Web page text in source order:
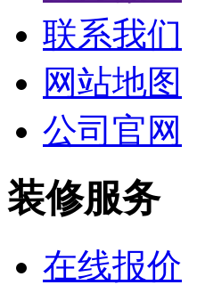
联系我们
网站地图
公司官网
装修服务
在线报价